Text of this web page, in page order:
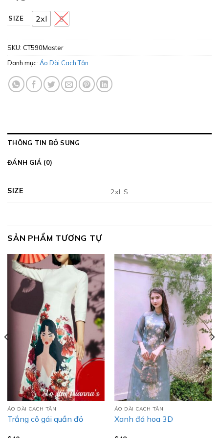
SIZE 2xl S
SKU: CT590Master
Danh mục: Áo Dài Cach Tân
THÔNG TIN BỔ SUNG
ĐÁNH GIÁ (0)
SIZE 2xl, S
SẢN PHẨM TƯƠNG TỰ
ÁO DÀI CACH TÂN
Trắng cô gái quần đỏ
ÁO DÀI CACH TÂN
Xanh đá hoa 3D